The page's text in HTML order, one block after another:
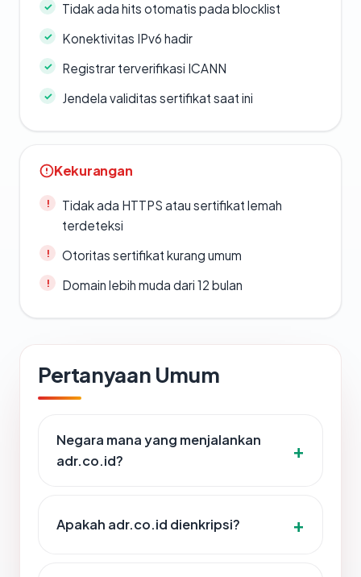
Tidak ada hits otomatis pada blocklist
Konektivitas IPv6 hadir
Registrar terverifikasi ICANN
Jendela validitas sertifikat saat ini
Kekurangan
Tidak ada HTTPS atau sertifikat lemah
terdeteksi
Otoritas sertifikat kurang umum
Domain lebih muda dari 12 bulan
Pertanyaan Umum
Negara mana yang menjalankan
adr.co.id?
Apakah adr.co.id dienkripsi?